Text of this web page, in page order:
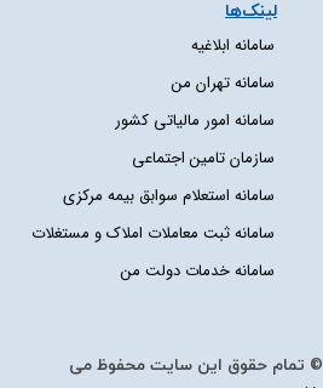
لینک‌ها
سامانه ابلاغیه
سامانه تهران من
سامانه امور مالیاتی کشور
سازمان تامین اجتماعی
سامانه استعلام سوابق بیمه مرکزی
سامانه ثبت معاملات املاک و مستغلات
سامانه خدمات دولت من
© تمام حقوق این سایت محفوظ می